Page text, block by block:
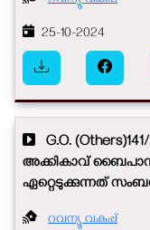
25-10-2024
G.O.
അക്കികാവ് ബൈപാസ്
ഏറ്റെടുക്കുന്നത്
റവന്യൂ വകുപ്പ്